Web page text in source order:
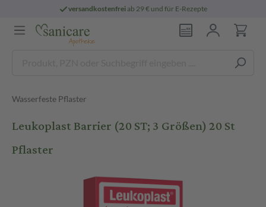
versandkostenfreiab 29 € und für E-Rezepte
Wasserfeste Pflaster
Leukoplast Barrier (20 ST; 3 Größen) 20 St
Pflaster